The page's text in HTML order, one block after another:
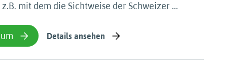
mit dem die Sichtweise der Schweizer ...
Details ansehen